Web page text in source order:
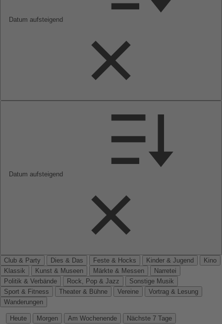
Datum aufsteigend
Datum aufsteigend
Club & Party Dies & Das Feste & Hocks Kinder & Jugend
Kino
Klassik
Kunst & Museen Märkte & Messen
Narretei
Politik & Verbände
Rock, Pop & Jazz
Sonstige Musik
Sport & Fitness
Theater & Bühne Vereine
Vortrag & Lesung
Wanderungen
Heute Morgen Am Wochenende Nächste 7 Tage